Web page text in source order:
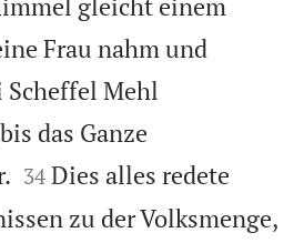
Frau nahm und
Mehl
das Ganze


34 Dies alles redete
zu der Volksmenge,